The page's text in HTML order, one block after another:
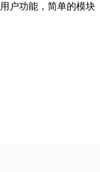
户功能，简单的模块